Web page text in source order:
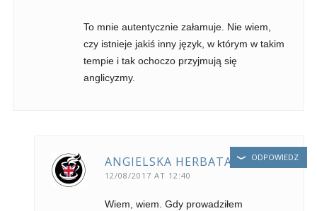
To mnie autentycznie załamuje. Nie wiem,
czy istnieje jakiś inny język, w którym w takim
tempie i tak ochoczo przyjmują się
anglicyzmy.
ANGIELSKA HERBATA
12/08/2017 AT 12:40
Wiem, wiem. Gdy prowadziłem
ODPOWIEDZ